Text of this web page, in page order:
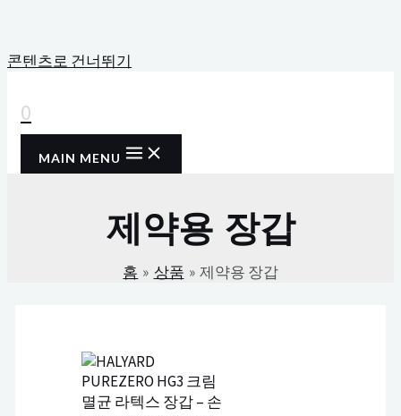
콘텐츠로 건너뛰기
0
MAIN MENU
제약용 장갑
홈 상품 제약용 장갑